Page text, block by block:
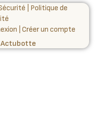
Politique de
Créer un compte